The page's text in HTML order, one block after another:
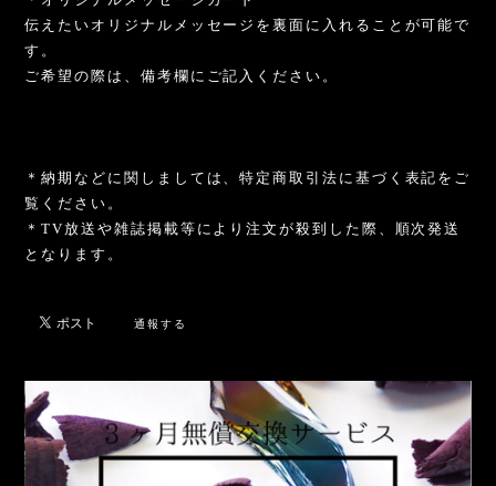
伝えたいオリジナルメッセージを裏面に入れることが可能で
す。
ご希望の際は、備考欄にご記入ください。
＊納期などに関しましては、特定商取引法に基づく表記をご
覧ください。
＊TV放送や雑誌掲載等により注文が殺到した際、順次発送
となります。
通報する